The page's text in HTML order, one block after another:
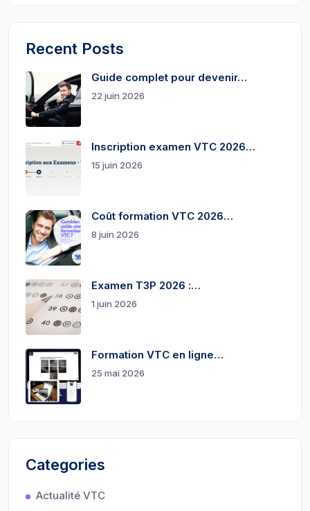
Recent Posts
Guide complet pour devenir…
22 juin 2026
Inscription examen VTC 2026…
15 juin 2026
Coût formation VTC 2026…
8 juin 2026
Examen T3P 2026 :…
1 juin 2026
Formation VTC en ligne…
25 mai 2026
Categories
Actualité VTC